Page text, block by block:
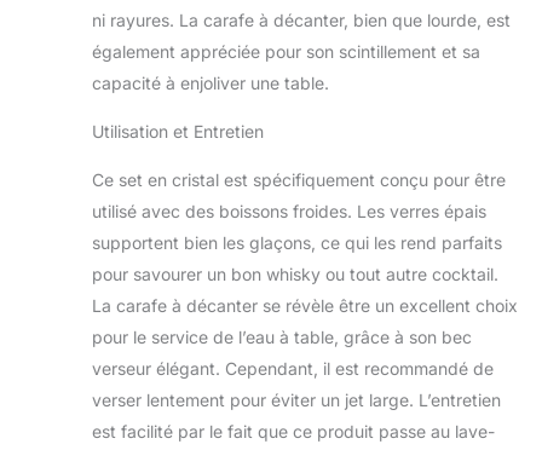
ni rayures. La carafe à décanter, bien que lourde, est
également appréciée pour son scintillement et sa
capacité à enjoliver une table.
Utilisation et Entretien
Ce set en cristal est spécifiquement conçu pour être
utilisé avec des boissons froides. Les verres épais
supportent bien les glaçons, ce qui les rend parfaits
pour savourer un bon whisky ou tout autre cocktail.
La carafe à décanter se révèle être un excellent choix
pour le service de l’eau à table, grâce à son bec
verseur élégant. Cependant, il est recommandé de
verser lentement pour éviter un jet large. L’entretien
est facilité par le fait que ce produit passe au lave-